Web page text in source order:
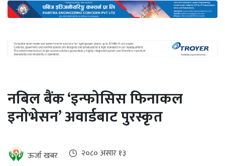
ऊर्जा
दक्षता
खबर
हरित
इभी
नबिल बैंक ‘इन्फोसिस फिनाकल
इनोभेसन’ अवार्डबाट पुरस्कृत
ऊर्जा खबर २०८० असार १३